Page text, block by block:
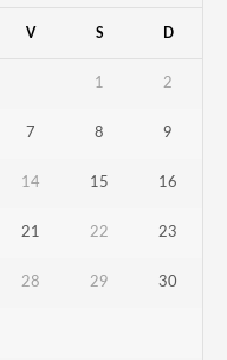
V S D
1 2
7 8 9
14 15 16
21 22 23
28 29 30